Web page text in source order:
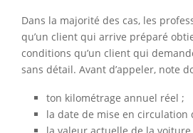
Dans la majorité des cas, les
qu’un client qui arrive préparé
conditions qu’un client qui
sans détail. Avant d’appeler, note
ton kilométrage annuel réel ;
la date de mise en circulation